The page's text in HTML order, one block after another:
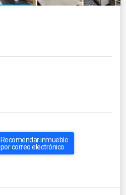
Recomendar inmueble
por correo electrónico